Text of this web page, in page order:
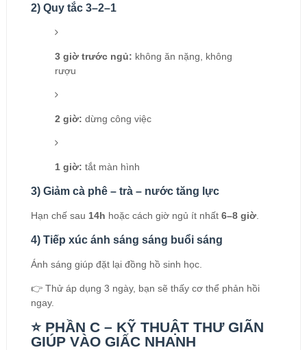
2) Quy tắc 3–2–1
3 giờ trước ngủ: không ăn nặng, không
rượu
2 giờ: dừng công việc
1 giờ: tắt màn hình
3) Giảm cà phê – trà – nước tăng lực
Hạn chế sau 14h hoặc cách giờ ngủ ít nhất 6–8 giờ.
4) Tiếp xúc ánh sáng sáng buổi sáng
Ánh sáng giúp đặt lại đồng hồ sinh học.
👉 Thử áp dụng 3 ngày, bạn sẽ thấy cơ thể phản hồi
ngay.
⭐ PHẦN C – KỸ THUẬT THƯ GIÃN
GIÚP VÀO GIẤC NHANH